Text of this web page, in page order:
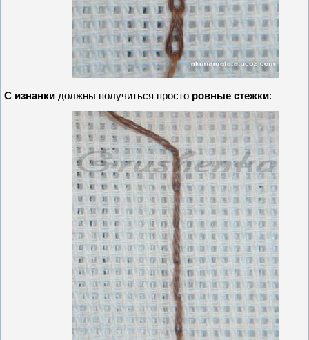
С изнанки должны получиться просто ровные стежки: